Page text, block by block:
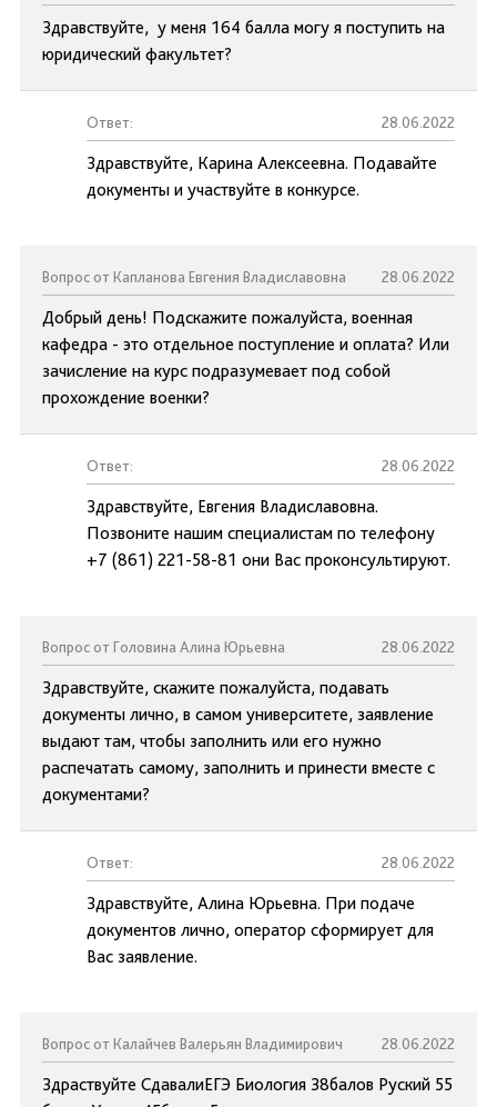
Здравствуйте, у меня 164 балла могу я поступить на
юридический факультет?
Ответ: 28.06.2022
Здравствуйте, Карина Алексеевна. Подавайте
документы и участвуйте в конкурсе.
Вопрос от Капланова Евгения Владиславовна 28.06.2022
Добрый день! Подскажите пожалуйста, военная
кафедра - это отдельное поступление и оплата? Или
зачисление на курс подразумевает под собой
прохождение военки?
Ответ: 28.06.2022
Здравствуйте, Евгения Владиславовна.
Позвоните нашим специалистам по телефону
+7 (861) 221-58-81 они Вас проконсультируют.
Вопрос от Головина Алина Юрьевна 28.06.2022
Здравствуйте, скажите пожалуйста, подавать
документы лично, в самом университете, заявление
выдают там, чтобы заполнить или его нужно
распечатать самому, заполнить и принести вместе с
документами?
Ответ: 28.06.2022
Здравствуйте, Алина Юрьевна. При подаче
документов лично, оператор сформирует для
Вас заявление.
Вопрос от Калайчев Валерьян Владимирович 28.06.2022
Здраствуйте СдавалиЕГЭ Биология 38балов Руский 55